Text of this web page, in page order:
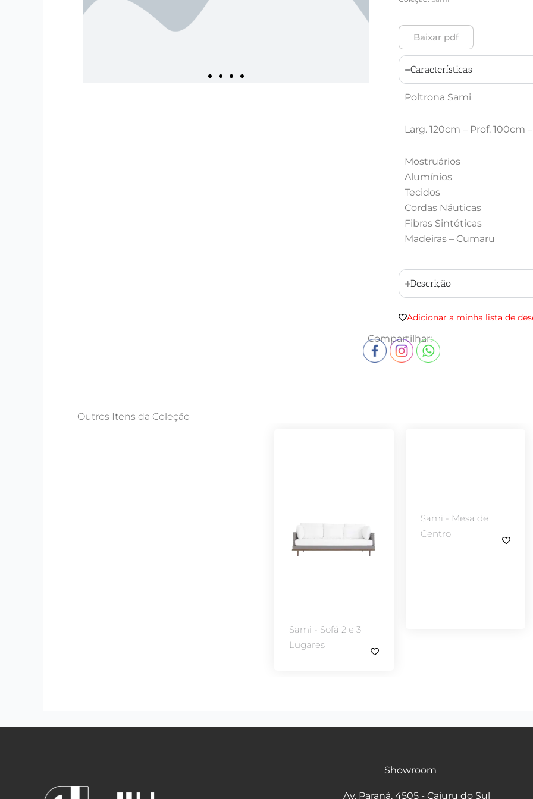
Baixar pdf
Características
Poltrona Sami
Larg. 120cm – Prof. 100cm
Mostruários
Alumínios
Tecidos
Cordas Náuticas
Fibras Sintéticas
Madeiras – Cumaru
Descrição
Adicionar a minha lista de
Compartilhar:
Outros Itens da Coleção
Sami - Sofá 2 e 3
Lugares
Sami - Mesa de
Centro
Showroom
Av. Paraná, 4505 - Cajuru do Sul